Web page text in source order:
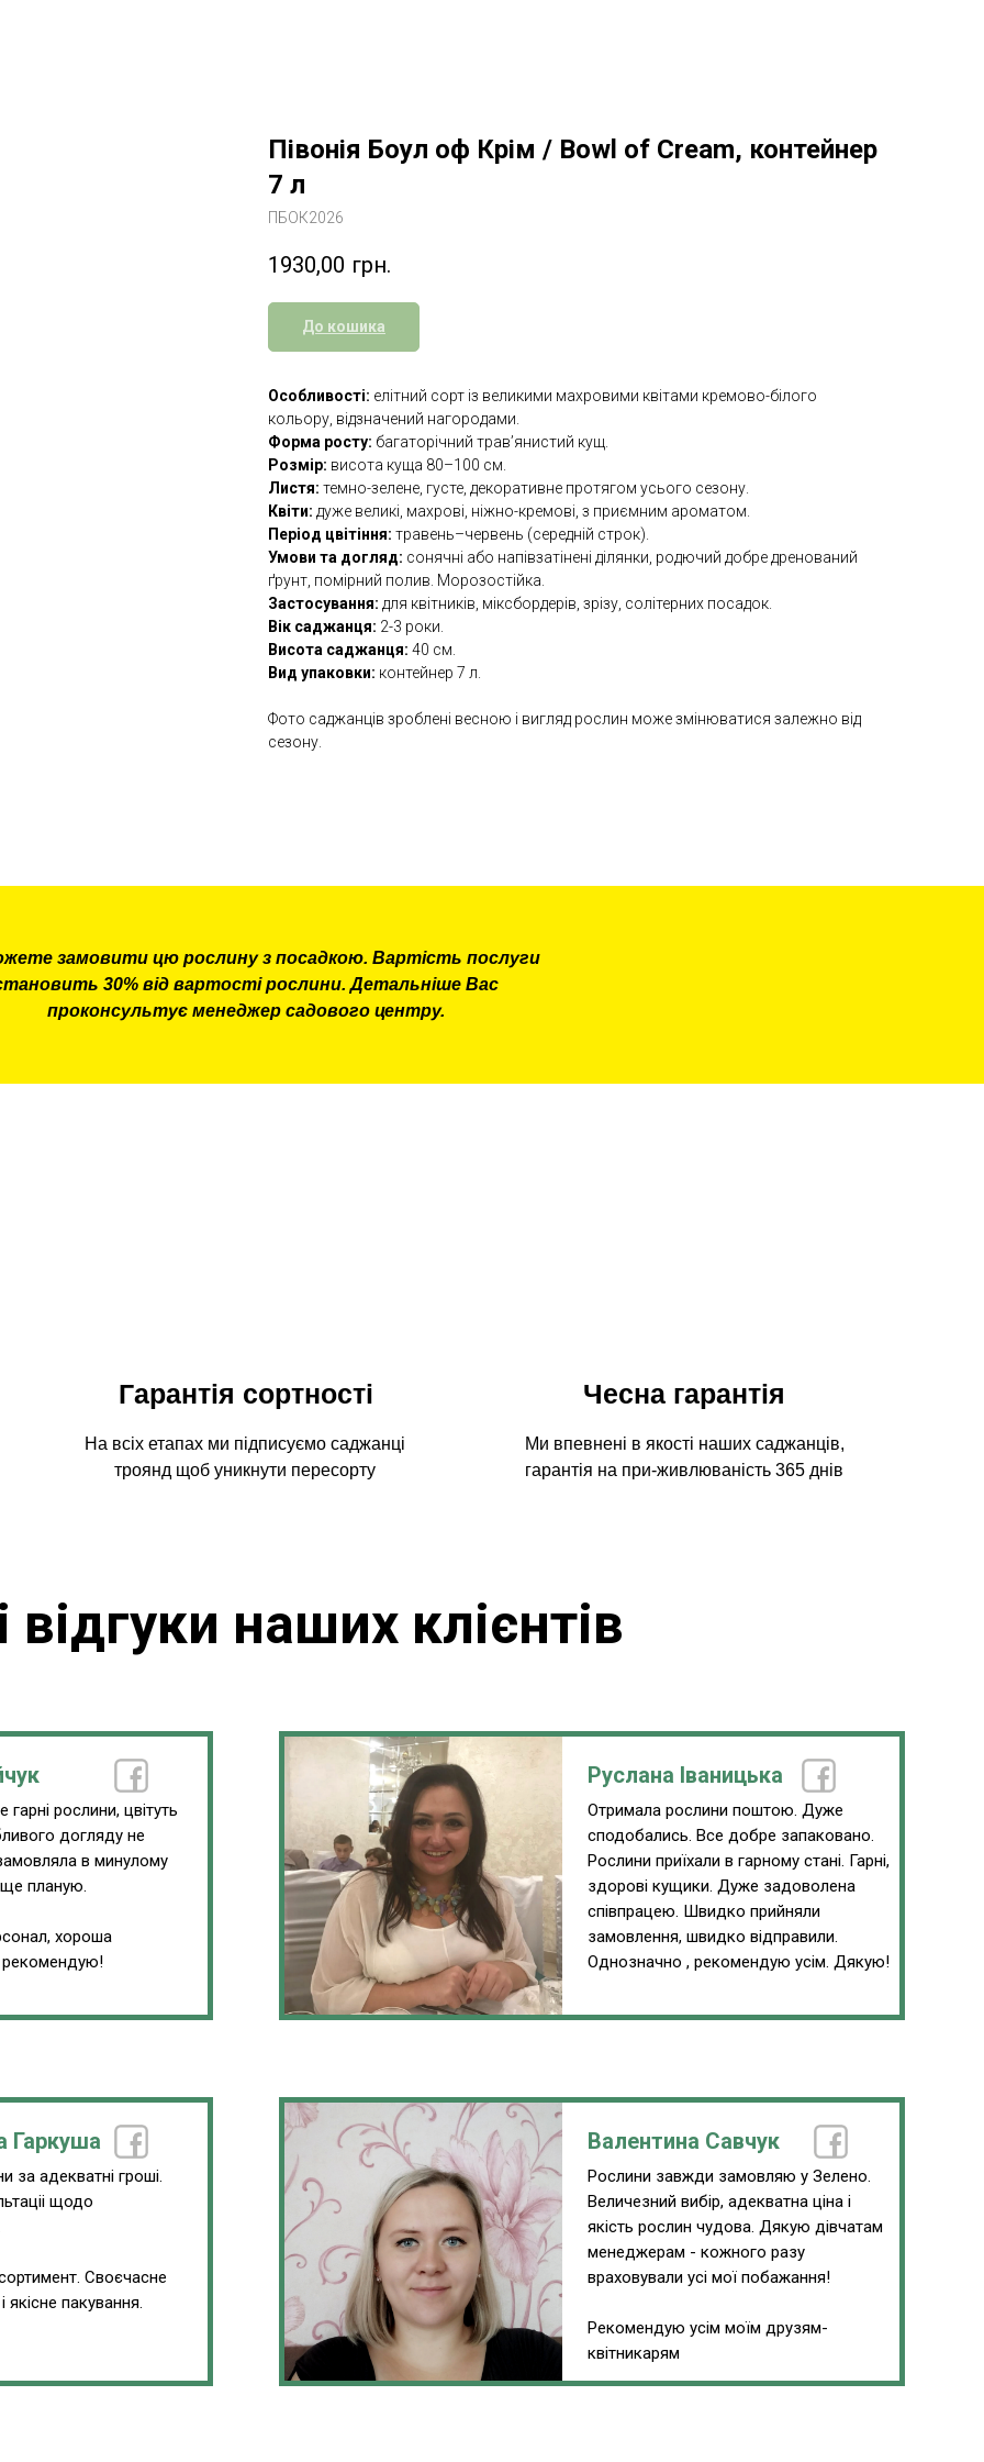
Півонія Боул оф Крім / Bowl of Cream, контейнер
7 л
ПБОК2026
1930,00 грн.
До кошика
Особливості: елітний сорт із великими махровими квітами кремово-білого
кольору, відзначений нагородами.
Форма росту: багаторічний трав’янистий кущ.
Розмір: висота куща 80–100 см.
Листя: темно-зелене, густе, декоративне протягом усього сезону.
Квіти: дуже великі, махрові, ніжно-кремові, з приємним ароматом.
Період цвітіння: травень–червень (середній строк).
Умови та догляд: сонячні або напівзатінені ділянки, родючий добре дренований
ґрунт, помірний полив. Морозостійка.
Застосування: для квітників, міксбордерів, зрізу, солітерних посадок.
Вік саджанця: 2-3 роки.
Висота саджанця: 40 см.
Вид упаковки: контейнер 7 л.
Фото саджанців зроблені весною і вигляд рослин може змінюватися залежно від
сезону.
замовити цю рослину з посадкою. Вартість послуги
30% від вартості рослини. Детальніше Вас
проконсультує менеджер садового центру.
На всіх етапах ми підписуємо саджанці
троянд щоб уникнути пересорту
Ми впевнені в якості наших саджанців,
гарантія на при-живлюваність 365 днів
Гарантія сортності Чесна гарантія
рослини, цвітуть
догляду не
в минулому
планую.
хороша
рекомендую!
відгуки наших клієнтів
Руслана Іваницька
Отримала рослини поштою. Дуже
сподобались. Все добре запаковано.
Рослини приїхали в гарному стані. Гарні,
здорові кущики. Дуже задоволена
співпрацею. Швидко прийняли
замовлення, швидко відправили.
Однозначно , рекомендую усім. Дякую!
Гаркуша
за адекватні гроші.
щодо
Своєчасне
якісне пакування.
Валентина Савчук
Рослини завжди замовляю у Зелено.
Величезний вибір, адекватна ціна і
якість рослин чудова. Дякую дівчатам
менеджерам - кожного разу
враховували усі мої побажання!
Рекомендую усім моїм друзям-
квітникарям